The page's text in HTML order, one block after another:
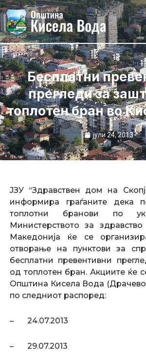
Skip
to
content
Бесплатни
прегледи за
топлотен бран во
јули 24, 2013
ЈЗУ “Здравствен дом на
информира граѓаните дека
топлотни бранови по
Министерството за
Македонија ќе се
отворање на пунктови за
бесплатни превентивни
од топлотен бран. Акциите ќе
Општина Кисела Вода
по следниот распоред:
– 24.07.2013
– 29.07.2013